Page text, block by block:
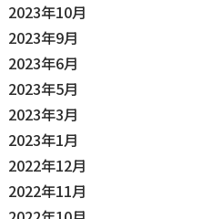
2023年10月
2023年9月
2023年6月
2023年5月
2023年3月
2023年1月
2022年12月
2022年11月